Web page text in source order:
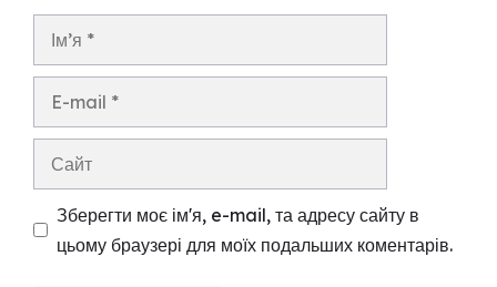
Зберегти моє ім'я, e-mail, та адресу сайту в
цьому браузері для моїх подальших коментарів.